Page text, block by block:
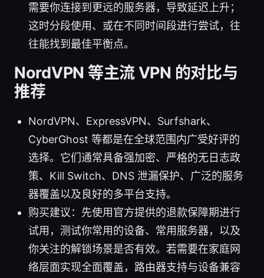
需要你连接到更远的服务器，导致延迟上升；
这时分段使用、或在不同时间段进行尝试，往
往能找到最佳平衡点。
NordVPN 等主流 VPN 的对比与
推荐
NordVPN、ExpressVPN、Surfshark、
CyberGhost 等都是在全球范围内广受好评的
选择。它们通常具备强加密、严格的无日志政
策、Kill Switch、DNS 泄漏保护、广泛的服务
器覆盖以及良好的多平台支持。
购买建议：先使用官方提供的退款保障期进行
试用，测试你常用的设备、常用服务器，以及
你关注的解锁场景是否有效。若需要在家庭网
络层面实现全面覆盖，路由器支持与设备兼容